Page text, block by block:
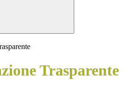
Trasparente